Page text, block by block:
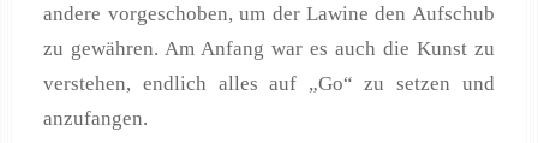
andere vorgeschoben, um der Lawine den Aufschub
zu gewähren. Am Anfang war es auch die Kunst zu
verstehen, endlich alles auf „Go“ zu setzen und
anzufangen.